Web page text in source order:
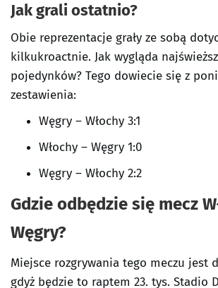
Jak grali ostatnio?
Obie reprezentacje grały ze sobą
kilkukroactnie. Jak wygląda
pojedynków? Tego dowiecie się z
zestawienia:
Węgry – Włochy 3:1
Włochy – Węgry 1:0
Węgry – Włochy 2:2
Gdzie odbędzie się mecz
Węgry?
Miejsce rozgrywania tego meczu jest
gdyż będzie to raptem 23. tys. Stadio